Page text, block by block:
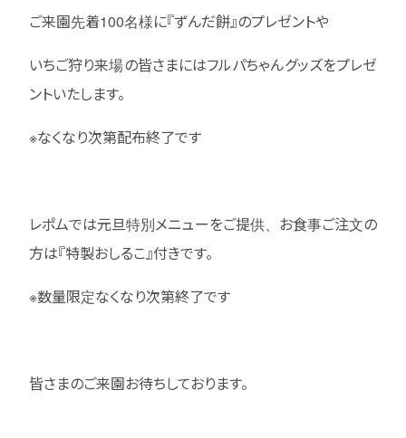
ご来園先着100名様に『ずんだ餅』のプレゼントや
いちご狩り来場の皆さまにはフルパちゃんグッズをプレゼ
ントいたします。
※なくなり次第配布終了です
レポムでは元旦特別メニューをご提供、お食事ご注文の
方は『特製おしるこ』付きです。
※数量限定なくなり次第終了です
皆さまのご来園お待ちしております。